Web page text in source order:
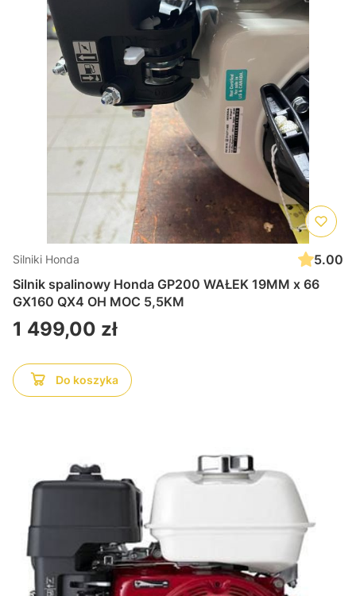
Silniki Honda
5.00
Silnik spalinowy Honda GP200 WAŁEK 19MM x 66
GX160 QX4 OH MOC 5,5KM
Cena
1 499,00 zł
Do koszyka